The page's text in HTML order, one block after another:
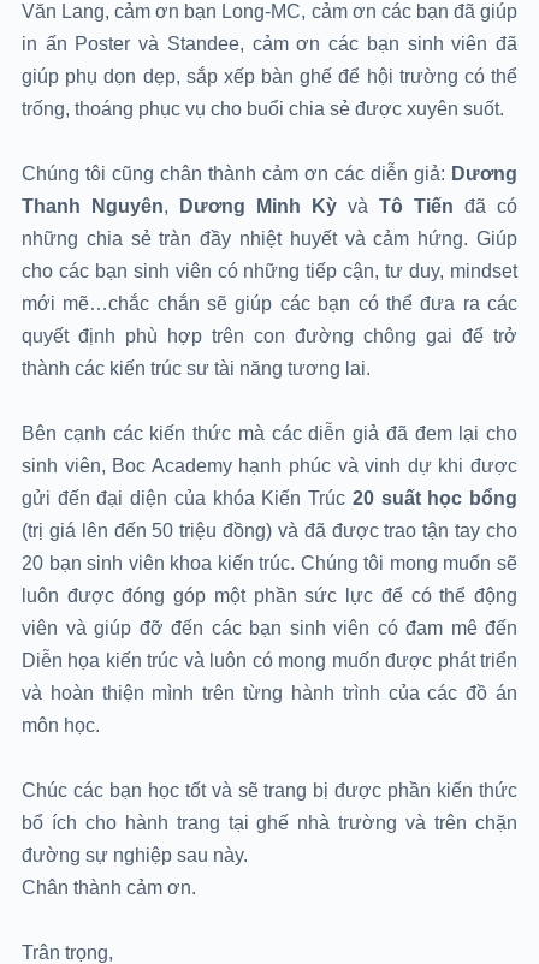
Văn Lang, cảm ơn bạn Long-MC, cảm ơn các bạn đã giúp
in ấn Poster và Standee, cảm ơn các bạn sinh viên đã
giúp phụ dọn dẹp, sắp xếp bàn ghế để hội trường có thể
trống, thoáng phục vụ cho buổi chia sẻ được xuyên suốt.
Chúng tôi cũng chân thành cảm ơn các diễn giả: Dương
Thanh Nguyên, Dương Minh Kỳ và Tô Tiến đã có
những chia sẻ tràn đầy nhiệt huyết và cảm hứng. Giúp
cho các bạn sinh viên có những tiếp cận, tư duy, mindset
mới mẽ…chắc chắn sẽ giúp các bạn có thể đưa ra các
quyết định phù hợp trên con đường chông gai để trở
thành các kiến trúc sư tài năng tương lai.
Bên cạnh các kiến thức mà các diễn giả đã đem lại cho
sinh viên, Boc Academy hạnh phúc và vinh dự khi được
gửi đến đại diện của khóa Kiến Trúc 20 suất học bổng
(trị giá lên đến 50 triệu đồng) và đã được trao tận tay cho
20 bạn sinh viên khoa kiến trúc. Chúng tôi mong muốn sẽ
luôn được đóng góp một phần sức lực để có thể động
viên và giúp đỡ đến các bạn sinh viên có đam mê đến
Diễn họa kiến trúc và luôn có mong muốn được phát triển
và hoàn thiện mình trên từng hành trình của các đồ án
môn học.
Chúc các bạn học tốt và sẽ trang bị được phần kiến thức
bổ ích cho hành trang tại ghế nhà trường và trên chặn
đường sự nghiệp sau này.
Chân thành cảm ơn.
Trân trọng,